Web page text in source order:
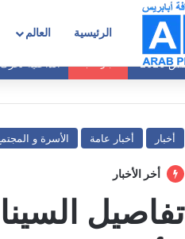
الرئيسية العالم
أخبار عاجلة
أخبار أخبار عامة الأسرة و
أخر الأخبار
تفاصيل